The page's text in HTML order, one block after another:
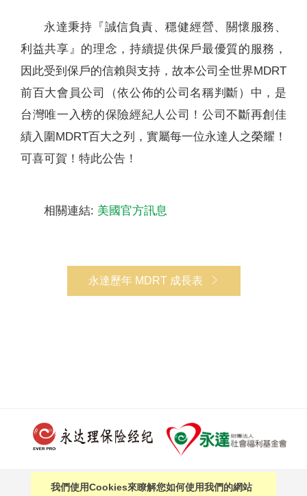
永達秉持『誠信負責、穩健經營、關懷服務、
利益共享』的理念，持續提供保戶最優質的服務，
因此受到保戶的信賴與支持，故本公司全世界MDRT
前百大會員公司（依公佈的公司名稱判斷）中，是
台灣唯一入榜的保險經紀人公司！公司不斷再創佳
績入圍MDRT百大之列，實屬每一位永達人之榮耀！
可喜可賀！特此公告！
相關連結: 美國官方訊息
永達歷年 MDRT 成長表
PAGE TOP
我們使用Cookies來瞭解您如何使用我們的網站